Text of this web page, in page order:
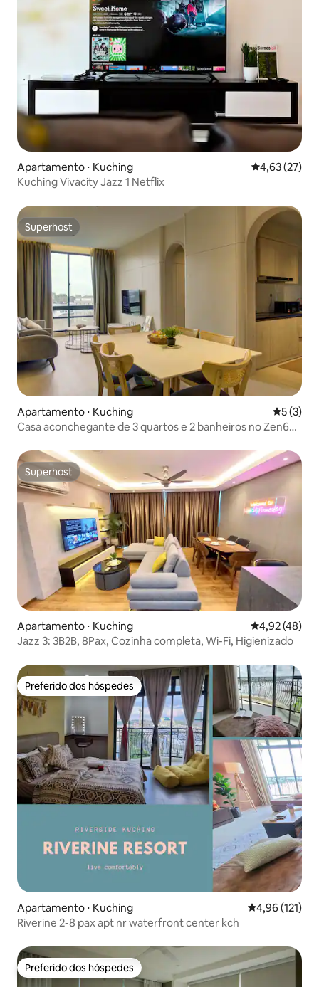
Apartamento ⋅ Kuching 4,63 de uma
4,63 (27)
Kuching Vivacity Jazz 1 Netflix
Superhost
Superhost
Apartamento ⋅ Kuching 5 de
5 (3)
Casa aconchegante de 3 quartos e 2 banheiros no Zen66 |
Superhost
Superhost
Apartamento ⋅ Kuching 4,92 de uma
4,92 (48)
Jazz 3: 3B2B, 8Pax, Cozinha completa, Wi-Fi, Higienizado
Preferido dos hóspedes
Preferido dos hóspedes
Apartamento ⋅ Kuching 4,96 de uma
4,96 (121)
Riverine 2-8 pax apt nr waterfront center kch
Preferido dos hóspedes
Preferido dos hóspedes